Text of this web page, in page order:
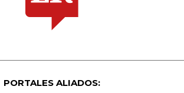
PORTALES ALIADOS: